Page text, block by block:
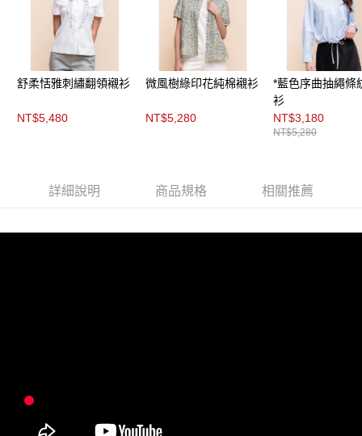
２．關於個人資料處理事宜，請瀏覽以下網址：
https://aftee.tw/terms/#terms3
３．未成年的使用者請事先徵得法定代理人或監護人之同意方可使用
「AFTEE先享後付」，若未經同意申辦者引起之損失，本公司不負相關責
４．使用「AFTEE先享後付」時，將依據個別帳號之用戶狀況，依本公司即
時審查核予不同之上限額度；若仍有額度不足之情形，本公司將視審查結果
５．嚴禁一人註冊多個帳號或使用他人資訊註冊。若發現惡意使用之情形，
恩沛科技股份有限公司將有權停止該用戶之使用額度並採取法律行動。
舒柔恬雅刺繡翻領襯衫
NT$5,480
微風樹綠印花純棉襯衫
NT$5,280
*藍色序曲抽繩條
衫
NT$3,180
NT$5,280
詳細說明 商品規格 相關推薦